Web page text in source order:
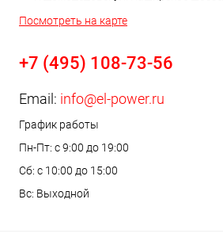
Посмотреть на карте
+7 (495) 108-73-56
Email: info@el-power.ru
График работы
Пн-Пт: с 9:00 до 19:00
Сб: с 10:00 до 15:00
Вс: Выходной